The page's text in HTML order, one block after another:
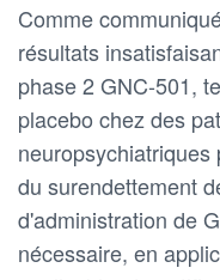
Comme
résultats
phase 2 GNC-501,
placebo chez des
du surendettement
d'administration de
nécessaire, en